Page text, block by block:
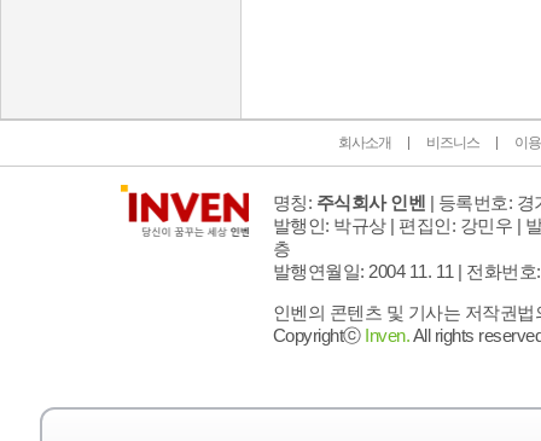
회사소개 비즈니스 이
명칭: 주식회사 인벤 | 등록번호: 경
발행인: 박규상 | 편집인: 강민우 |
층
발행연월일: 2004 11. 11 | 전화번호
인벤의 콘텐츠 및 기사는 저작권
Copyrightⓒ Inven.All rights